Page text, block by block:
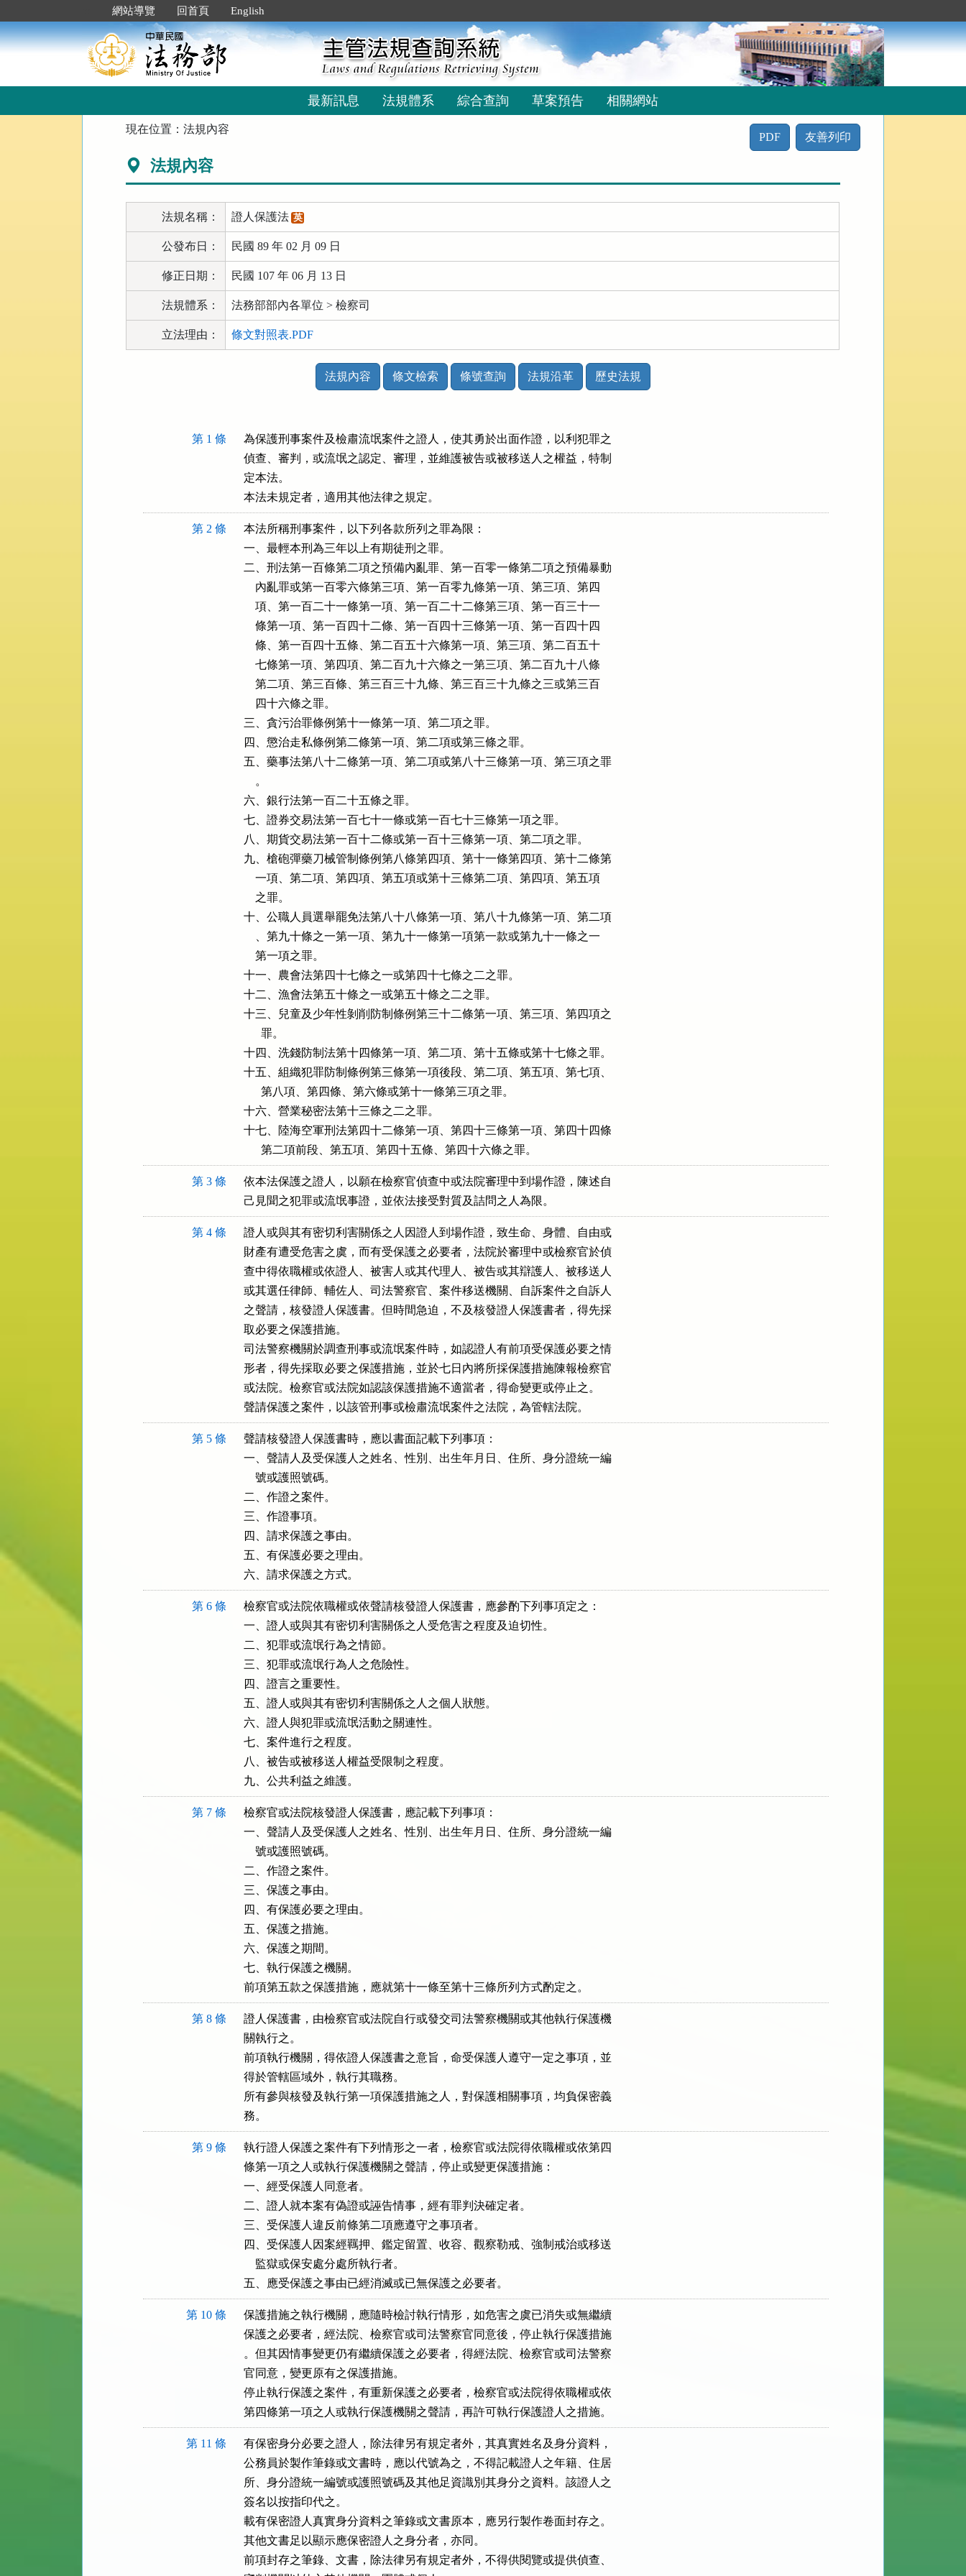
到
主
要
網站導覽 回首頁 English
最新訊息 法規體系 綜合查詢 草案預告 相關網站
現在位置：法規內容
PDF 友善列印
法規內容
法規名稱： 證人保護法 英
公發布日： 民國 89 年 02 月 09 日
修正日期： 民國 107 年 06 月 13 日
法規體系： 法務部部內各單位 > 檢察司
立法理由： 條文對照表.PDF
法規內容 條文檢索 條號查詢 法規沿革 歷史法規
第 1 條
為保護刑事案件及檢肅流氓案件之證人，使其勇於出面作證，以利犯罪之
偵查、審判，或流氓之認定、審理，並維護被告或被移送人之權益，特制
定本法。
本法未規定者，適用其他法律之規定。
第 2 條
本法所稱刑事案件，以下列各款所列之罪為限：
一、最輕本刑為三年以上有期徒刑之罪。
二、刑法第一百條第二項之預備內亂罪、第一百零一條第二項之預備暴動
    內亂罪或第一百零六條第三項、第一百零九條第一項、第三項、第四
    項、第一百二十一條第一項、第一百二十二條第三項、第一百三十一
    條第一項、第一百四十二條、第一百四十三條第一項、第一百四十四
    條、第一百四十五條、第二百五十六條第一項、第三項、第二百五十
    七條第一項、第四項、第二百九十六條之一第三項、第二百九十八條
    第二項、第三百條、第三百三十九條、第三百三十九條之三或第三百
    四十六條之罪。
三、貪污治罪條例第十一條第一項、第二項之罪。
四、懲治走私條例第二條第一項、第二項或第三條之罪。
五、藥事法第八十二條第一項、第二項或第八十三條第一項、第三項之罪
    。
六、銀行法第一百二十五條之罪。
七、證券交易法第一百七十一條或第一百七十三條第一項之罪。
八、期貨交易法第一百十二條或第一百十三條第一項、第二項之罪。
九、槍砲彈藥刀械管制條例第八條第四項、第十一條第四項、第十二條第
    一項、第二項、第四項、第五項或第十三條第二項、第四項、第五項
    之罪。
十、公職人員選舉罷免法第八十八條第一項、第八十九條第一項、第二項
    、第九十條之一第一項、第九十一條第一項第一款或第九十一條之一
    第一項之罪。
十一、農會法第四十七條之一或第四十七條之二之罪。
十二、漁會法第五十條之一或第五十條之二之罪。
十三、兒童及少年性剝削防制條例第三十二條第一項、第三項、第四項之
      罪。
十四、洗錢防制法第十四條第一項、第二項、第十五條或第十七條之罪。
十五、組織犯罪防制條例第三條第一項後段、第二項、第五項、第七項、
      第八項、第四條、第六條或第十一條第三項之罪。
十六、營業秘密法第十三條之二之罪。
十七、陸海空軍刑法第四十二條第一項、第四十三條第一項、第四十四條
      第二項前段、第五項、第四十五條、第四十六條之罪。
第 3 條
依本法保護之證人，以願在檢察官偵查中或法院審理中到場作證，陳述自
己見聞之犯罪或流氓事證，並依法接受對質及詰問之人為限。
第 4 條
證人或與其有密切利害關係之人因證人到場作證，致生命、身體、自由或
財產有遭受危害之虞，而有受保護之必要者，法院於審理中或檢察官於偵
查中得依職權或依證人、被害人或其代理人、被告或其辯護人、被移送人
或其選任律師、輔佐人、司法警察官、案件移送機關、自訴案件之自訴人
之聲請，核發證人保護書。但時間急迫，不及核發證人保護書者，得先採
取必要之保護措施。
司法警察機關於調查刑事或流氓案件時，如認證人有前項受保護必要之情
形者，得先採取必要之保護措施，並於七日內將所採保護措施陳報檢察官
或法院。檢察官或法院如認該保護措施不適當者，得命變更或停止之。
聲請保護之案件，以該管刑事或檢肅流氓案件之法院，為管轄法院。
第 5 條
聲請核發證人保護書時，應以書面記載下列事項：
一、聲請人及受保護人之姓名、性別、出生年月日、住所、身分證統一編
    號或護照號碼。
二、作證之案件。
三、作證事項。
四、請求保護之事由。
五、有保護必要之理由。
六、請求保護之方式。
第 6 條
檢察官或法院依職權或依聲請核發證人保護書，應參酌下列事項定之：
一、證人或與其有密切利害關係之人受危害之程度及迫切性。
二、犯罪或流氓行為之情節。
三、犯罪或流氓行為人之危險性。
四、證言之重要性。
五、證人或與其有密切利害關係之人之個人狀態。
六、證人與犯罪或流氓活動之關連性。
七、案件進行之程度。
八、被告或被移送人權益受限制之程度。
九、公共利益之維護。
第 7 條
檢察官或法院核發證人保護書，應記載下列事項：
一、聲請人及受保護人之姓名、性別、出生年月日、住所、身分證統一編
    號或護照號碼。
二、作證之案件。
三、保護之事由。
四、有保護必要之理由。
五、保護之措施。
六、保護之期間。
七、執行保護之機關。
前項第五款之保護措施，應就第十一條至第十三條所列方式酌定之。
第 8 條
證人保護書，由檢察官或法院自行或發交司法警察機關或其他執行保護機
關執行之。
前項執行機關，得依證人保護書之意旨，命受保護人遵守一定之事項，並
得於管轄區域外，執行其職務。
所有參與核發及執行第一項保護措施之人，對保護相關事項，均負保密義
務。
第 9 條
執行證人保護之案件有下列情形之一者，檢察官或法院得依職權或依第四
條第一項之人或執行保護機關之聲請，停止或變更保護措施：
一、經受保護人同意者。
二、證人就本案有偽證或誣告情事，經有罪判決確定者。
三、受保護人違反前條第二項應遵守之事項者。
四、受保護人因案經羈押、鑑定留置、收容、觀察勒戒、強制戒治或移送
    監獄或保安處分處所執行者。
五、應受保護之事由已經消滅或已無保護之必要者。
第 10 條
保護措施之執行機關，應隨時檢討執行情形，如危害之虞已消失或無繼續
保護之必要者，經法院、檢察官或司法警察官同意後，停止執行保護措施
。但其因情事變更仍有繼續保護之必要者，得經法院、檢察官或司法警察
官同意，變更原有之保護措施。
停止執行保護之案件，有重新保護之必要者，檢察官或法院得依職權或依
第四條第一項之人或執行保護機關之聲請，再許可執行保護證人之措施。
第 11 條
有保密身分必要之證人，除法律另有規定者外，其真實姓名及身分資料，
公務員於製作筆錄或文書時，應以代號為之，不得記載證人之年籍、住居
所、身分證統一編號或護照號碼及其他足資識別其身分之資料。該證人之
簽名以按指印代之。
載有保密證人真實身分資料之筆錄或文書原本，應另行製作卷面封存之。
其他文書足以顯示應保密證人之身分者，亦同。
前項封存之筆錄、文書，除法律另有規定者外，不得供閱覽或提供偵查、